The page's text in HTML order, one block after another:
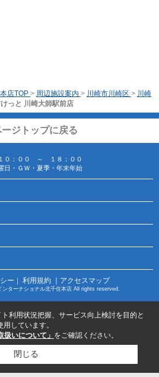
店TOP > 周辺施設案内 > 川崎市川崎区 > 川崎
っと 川崎大師駅前店
ージトップに戻る
０：００ ～ １８：００
日・ＧＷ・夏季・年末年始
ー ｜ 利用規約 ｜アクセスマップ
ターナショナル北千住本店 All rights reserved.
利用状況把握、サービス向上検討を目的と
しています。
扱いについて」 をご確認ください。
閉じる